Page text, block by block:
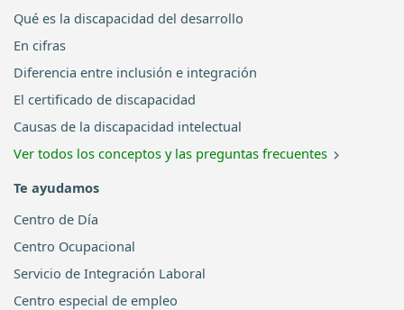
Qué es la discapacidad del desarrollo
En cifras
Diferencia entre inclusión e integración
El certificado de discapacidad
Causas de la discapacidad intelectual
Ver todos los conceptos y las preguntas frecuentes
Te ayudamos
Centro de Día
Centro Ocupacional
Servicio de Integración Laboral
Centro especial de empleo